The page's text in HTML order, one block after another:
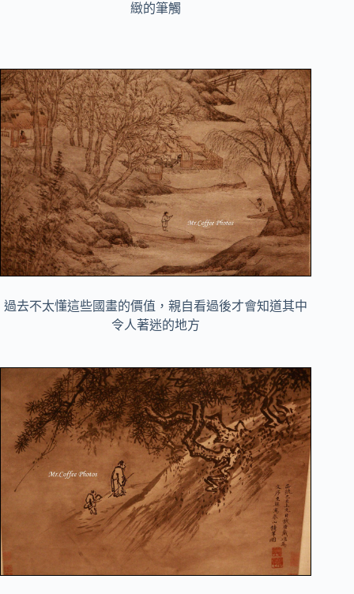
緻的筆觸
過去不太懂這些國畫的價值，親自看過後才會知道其中
令人著迷的地方